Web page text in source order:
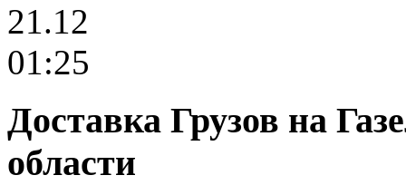
21.12
01:25
Доставка Грузов на
области